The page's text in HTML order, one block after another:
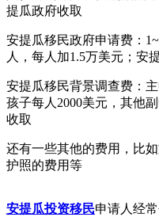
提瓜政府收取
安提瓜移民政府申请费：
人，每人加1.5万美元；安
安提瓜移民背景调查费：
孩子每人2000美元，其他
收取
还有一些其他的费用，比
护照的费用等
安提瓜投资移民申请人经